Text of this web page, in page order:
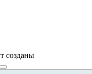
созданы